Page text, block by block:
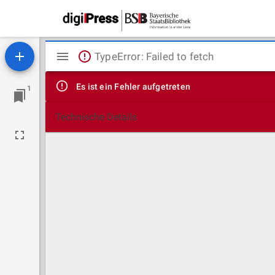
1
Mirador
Viewer
TypeError: Failed to fetch
Es ist ein Fehler aufgetreten
Technische Details